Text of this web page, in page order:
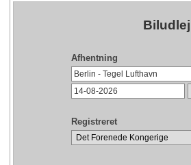
Afhentning
Registreret